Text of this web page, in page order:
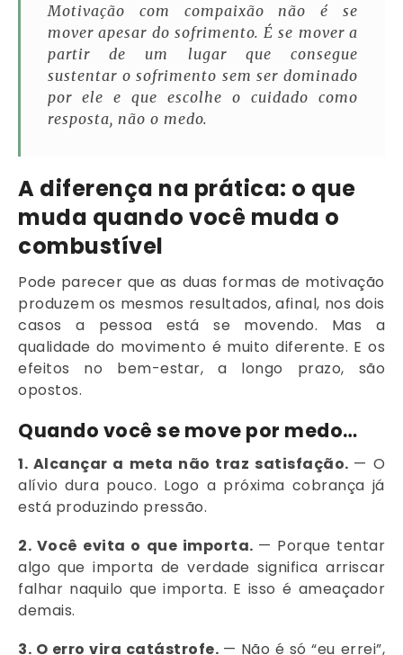
Motivação com compaixão não é se
mover apesar do sofrimento. É se mover a
partir de um lugar que consegue
sustentar o sofrimento sem ser dominado
por ele e que escolhe o cuidado como
resposta, não o medo.
A diferença na prática: o que
muda quando você muda o
combustível
Pode parecer que as duas formas de motivação
produzem os mesmos resultados, afinal, nos dois
casos a pessoa está se movendo. Mas a
qualidade do movimento é muito diferente. E os
efeitos no bem-estar, a longo prazo, são
opostos.
Quando você se move por medo…
1. Alcançar a meta não traz satisfação. — O
alívio dura pouco. Logo a próxima cobrança já
está produzindo pressão.
2. Você evita o que importa. — Porque tentar
algo que importa de verdade significa arriscar
falhar naquilo que importa. E isso é ameaçador
demais.
3. O erro vira catástrofe. — Não é só “eu errei”,